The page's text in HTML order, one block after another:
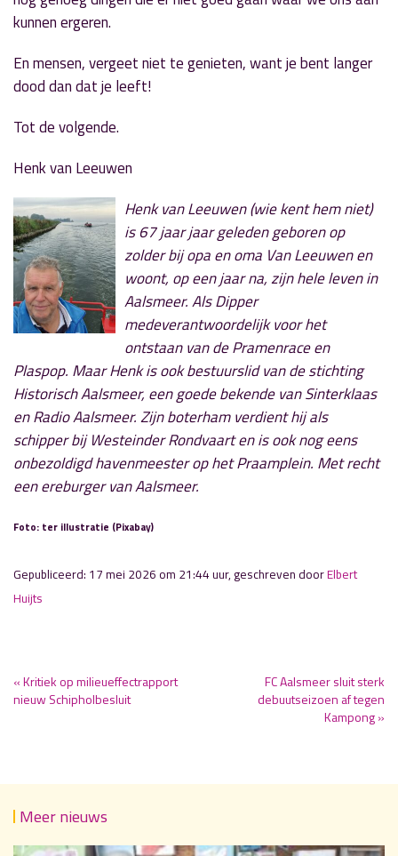
kunnen ergeren.
En mensen, vergeet niet te genieten, want je bent langer
dood dan dat je leeft!
Tot de volgende.
Henk van Leeuwen
Henk van Leeuwen (wie kent hem niet)
is 67 jaar jaar geleden geboren op
zolder bij opa en oma Van Leeuwen en
woont, op een jaar na, zijn hele leven in
Aalsmeer. Als Dipper
medeverantwoordelijk voor het
ontstaan van de Pramenrace en
Plaspop. Maar Henk is ook bestuurslid van de stichting
Historisch Aalsmeer, een goede bekende van Sinterklaas
en Radio Aalsmeer. Zijn boterham verdient hij als
schipper bij Westeinder Rondvaart en is ook nog eens
onbezoldigd havenmeester op het Praamplein. Met recht
een ereburger van Aalsmeer.
Foto: ter illustratie (Pixabay)
Gepubliceerd: 17 mei 2026 om 21:44 uur, geschreven doorElbert
Huijts
« Kritiek op milieueffectrapport
nieuw Schipholbesluit
FC Aalsmeer sluit sterk
debuutseizoen af tegen
Kampong »
Meer nieuws